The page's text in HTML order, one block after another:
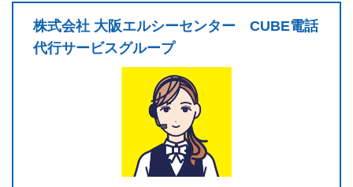
株式会社 大阪エルシーセンター CUBE電話
代行サービスグループ